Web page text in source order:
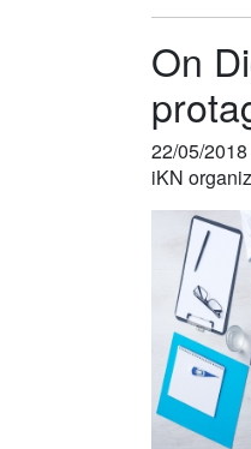
On
22/05/
iKN